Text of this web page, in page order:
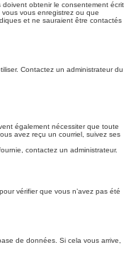
obtenir le consentement écrit
vous enregistrez ou que
et ne sauraient être contactés
Contactez un administrateur du
également nécessiter que toute
avez reçu un courriel, suivez ses
contactez un administrateur.
vérifier que vous n’avez pas été
de données. Si cela vous arrive,